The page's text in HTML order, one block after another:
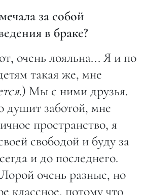
за собой
в браке?
очень лояльна... Я и по
такая же, мне
.) Мы с ними друзья.
душит заботой, мне
пространство, я
свободой и буду за
и до последнего.
очень разные, но
классное, потому что